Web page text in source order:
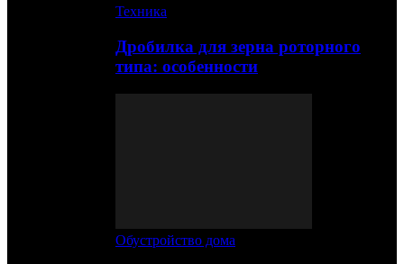
Техника
Дробилка для зерна роторного
типа: особенности
Обустройство дома